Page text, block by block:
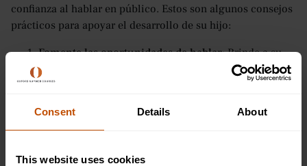
Consent Details About
This website uses cookies
confianza al hablar en público. Estos son algunos consejos
prácticos para apoyar el desarrollo de su hijo:
Fomente las oportunidades de hablar: Brinde a su
hijo la oportunidad de hablar frente a otras personas,
ya sea en una reunión familiar, un evento escolar o
hablar, más confianza tendrán.
Practica en casa